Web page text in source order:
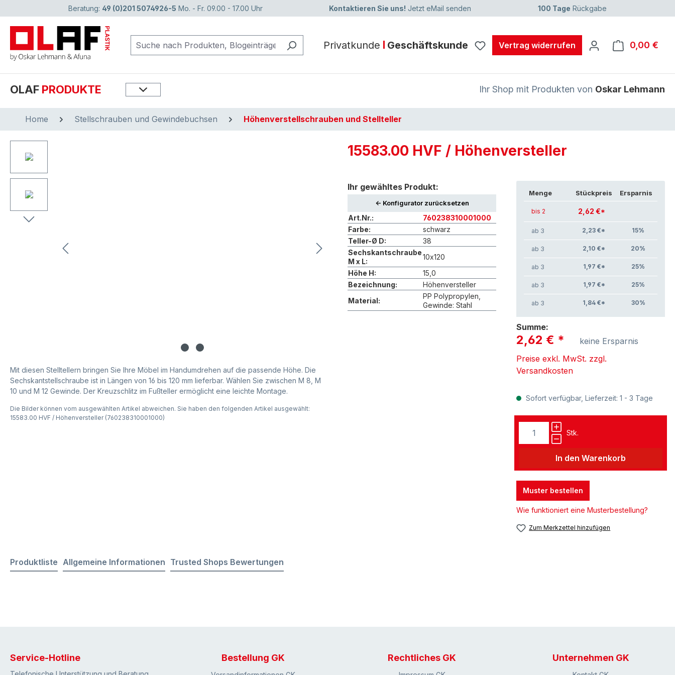
Zur Hauptnavigation springen
Beratung: 49 (0)201 5074926-5 Mo. - Fr. 09.00 - 17.00 Uhr Kontaktieren Sie uns! Jetzt eMail senden 100 Tage Rückgabe
Privatkunde Geschäftskunde Vertrag widerrufen 0,00 €
OLAF PRODUKTE Ihr Shop mit Produkten von Oskar Lehmann
Home Stellschrauben und Gewindebuchsen Höhenverstellschrauben und Stellteller
Mit diesen Stelltellern bringen Sie Ihre Möbel im Handumdrehen auf die passende Höhe. Die
Sechskantstellschraube ist in Längen von 16 bis 120 mm lieferbar. Wählen Sie zwischen M 8, M
10 und M 12 Gewinde. Der Kreuzschlitz im Fußteller ermöglicht eine leichte Montage.
Die Bilder können vom ausgewählten Artikel abweichen. Sie haben den folgenden Artikel ausgewählt:
15583.00 HVF / Höhenversteller (760238310001000)
15583.00 HVF / Höhenversteller
Ihr gewähltes Produkt:
<- Konfigurator zurücksetzen
Art.Nr.:
760238310001000
Farbe:
schwarz
Teller-Ø D:
38
Sechskantschraube
M x L:
10x120
Höhe H:
15,0
Bezeichnung:
Höhenversteller
Material:
PP Polypropylen,
Gewinde: Stahl
Menge Stückpreis Ersparnis
bis 2 2,62 €*
ab 3 2,23 €* 15%
ab 3 2,10 €* 20%
ab 3 1,97 €* 25%
ab 3 1,97 €* 25%
ab 3 1,84 €* 30%
Summe:
2,62 € *
keine Ersparnis
Preise exkl. MwSt. zzgl.
Versandkosten
Sofort verfügbar, Lieferzeit: 1 - 3 Tage
Stk.
In den Warenkorb
Muster bestellen
Wie funktioniert eine Musterbestellung?
Zum Merkzettel hinzufügen
Produktliste Allgemeine Informationen Trusted Shops Bewertungen
Service-Hotline Bestellung GK Rechtliches GK Unternehmen GK